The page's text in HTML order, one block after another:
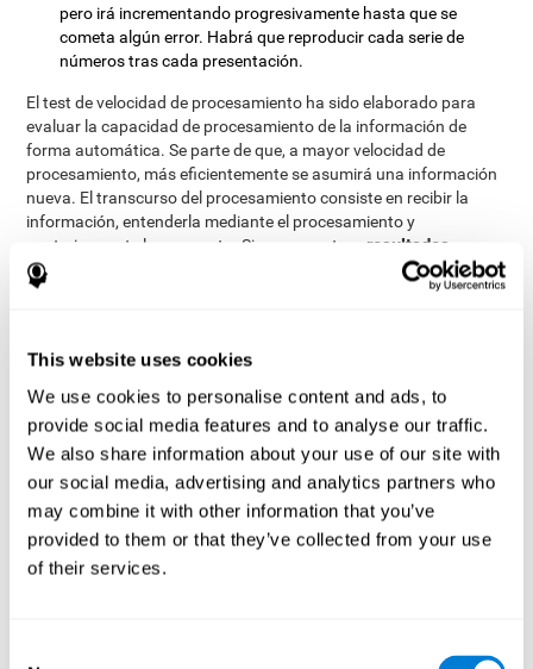
This website uses cookies
We use cookies to personalise content and ads, to
provide social media features and to analyse our traffic.
We also share information about your use of our site with
our social media, advertising and analytics partners who
may combine it with other information that you’ve
provided to them or that they’ve collected from your use
of their services.
pero irá incrementando progresivamente hasta que se
cometa algún error. Habrá que reproducir cada serie de
números tras cada presentación.
El test de velocidad de procesamiento ha sido elaborado para
evaluar la capacidad de procesamiento de la información de
forma automática. Se parte de que, a mayor velocidad de
procesamiento, más eficientemente se asumirá una información
nueva. El transcurso del procesamiento consiste en recibir la
información, entenderla mediante el procesamiento y
posteriormente la respuesta. Si se encuentranresultados
deficitarios en este área, la habilidad para tomar decisiones,
el funcionamiento ejecutivo y ejecutar las instrucciones se
Además de velocidad de procesamiento, este test también mide
a corto plazo y tiempo de respuesta.
¿Se puede mejorar la rapidez de
procesamiento cognitivo?
Por supuesto. Como cualquier otra habilidad cognitiva,la
velocidad de procesamiento se puede entrenar, aprender y